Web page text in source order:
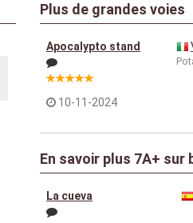
Plus de grandes voies
Apocalypto stand
10-11-2024
En savoir plus 7A+ sur
La cueva